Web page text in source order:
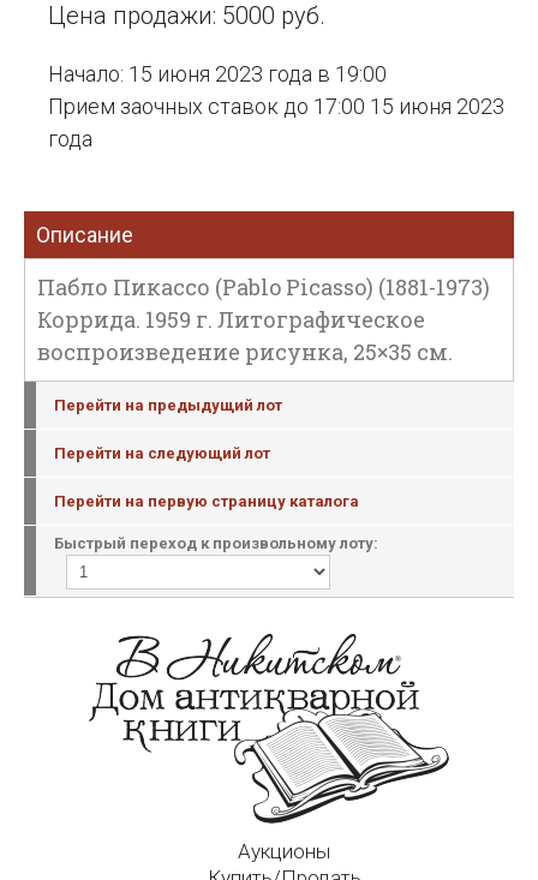
Цена продажи: 5000 руб.
Начало: 15 июня 2023 года в 19:00
Прием заочных ставок до 17:00 15 июня 2023
года
Описание
Пабло Пикассо (Pablo Picasso) (1881-1973)
Коррида. 1959 г. Литографическое
воспроизведение рисунка, 25×35 см.
Перейти на предыдущий лот
Перейти на следующий лот
Перейти на первую страницу каталога
Быстрый переход к произвольному лоту:
Аукционы